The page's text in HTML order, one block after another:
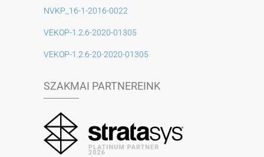
NVKP_16-1-2016-0022
VEKOP-1.2.6-2020-01305
VEKOP-1.2.6-20-2020-01305
SZAKMAI PARTNEREINK